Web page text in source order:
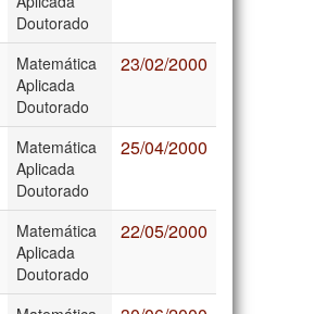
Doutorado
Matemática
Aplicada
Doutorado
23/02/2000
Matemática
Aplicada
Doutorado
25/04/2000
Matemática
Aplicada
Doutorado
22/05/2000